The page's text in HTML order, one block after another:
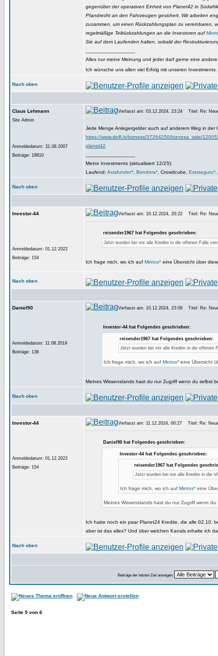
gegenüber der operativen Einheit von Planet42 in
Pfandrecht an den Fahrzeugen gesichert. Wir arbeiten
zusammen, um einen Rückzahlungsplan zu vereinbaren,
regelmäßige Teilrückzahlungen an die Investoren auf
Sie auf dem Laufenden halten, sobald der
Alles nur meine Meinung und jeder darf gerne eine
Ich wünsche uns allen viel Erfolg mit unseren Investments.
Nach oben
Claus Lehmann
Site Admin
Anmeldedatum: 31.08.2007
Beiträge: 18810
Verfasst am: 03.12.2024, 23:24 Titel: Re:
Jede Menge Anlegergelder auch auf anderem Weg in der
https://www.delfi.lv/bizness/37264250/biznesa_vide/
planet42
Meine Investments (aktualisiert 12/25):
Laufend: Axiafunder* Bondora* , Crowdcube, Estateguru*
Nach oben
Investor-44
Anmeldedatum: 01.12.2022
Beiträge: 154
Verfasst am: 10.12.2024, 20:22 Titel: Re:
reisender1967 hat Folgendes geschrieben:
Jetzt wurden bei mir alle Kredite in die offenen Fälle
Ich frage mich, wo ich auf Mintos* eine Übersicht über
Nach oben
Daniel90
Anmeldedatum: 11.08.2019
Beiträge: 136
Verfasst am: 10.12.2024, 23:08 Titel: Re:
Investor-44 hat Folgendes geschrieben:
reisender1967 hat Folgendes geschrieben:
Jetzt wurden bei mir alle Kredite in die offenen
Ich frage mich, wo ich auf Mintos* eine Übersicht
Meines Wissenstands hast du nur Zugriff wenn du selbst
Nach oben
Investor-44
Anmeldedatum: 01.12.2022
Beiträge: 154
Verfasst am: 11.12.2024, 00:27 Titel: Re:
Daniel90 hat Folgendes geschrieben:
Investor-44 hat Folgendes geschrieben:
reisender1967 hat Folgendes
Jetzt wurden bei mir alle Kredite in die
Ich frage mich, wo ich auf Mintos*eine
Meines Wissenstands hast du nur Zugriff wenn
Ich hatte noch ein paar Planet24 Kredite, die alle 02.10.
aber ist das alles? Und über welchen Kanals erhalte ich
Nach oben
Beiträge der letzten Zeit anzeigen:
Seite 5 von 6